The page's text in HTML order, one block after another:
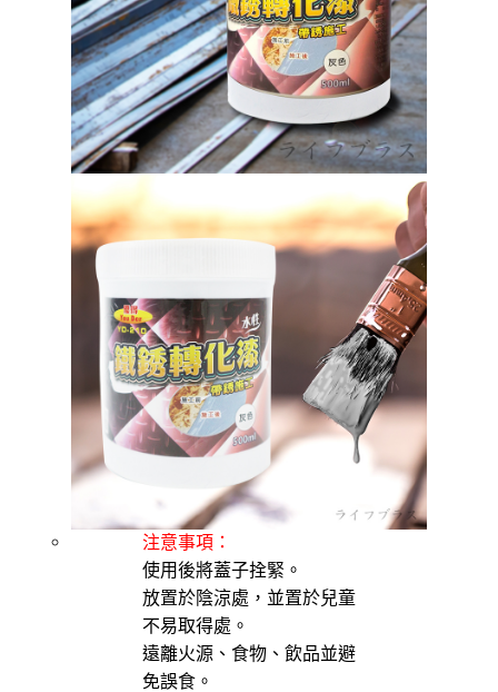
注意事項：
使用後將蓋子拴緊。
放置於陰涼處，並置於兒童
不易取得處。
遠離火源、食物、飲品並避
免誤食。